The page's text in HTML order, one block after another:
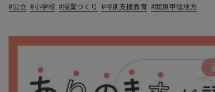
公立 小学校 授業づくり 特別支援教育 関東甲信地方